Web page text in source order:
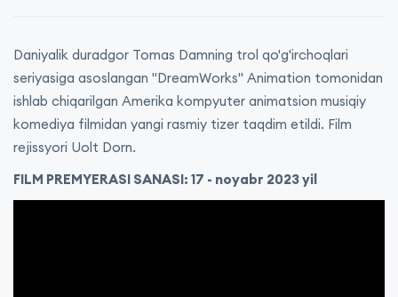
Daniyalik duradgor Tomas Damning trol qo'g'irchoqlari
seriyasiga asoslangan "DreamWorks" Animation tomonidan
ishlab chiqarilgan Amerika kompyuter animatsion musiqiy
komediya filmidan yangi rasmiy tizer taqdim etildi. Film
rejissyori Uolt Dorn.
FILM PREMYERASI SANASI: 17 - noyabr 2023 yil